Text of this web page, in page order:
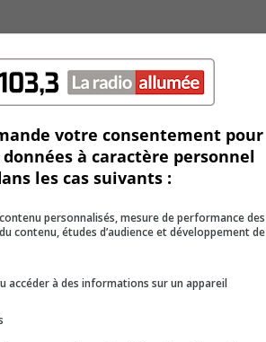
votre consentement pour
à caractère personnel
les cas suivants :
personnalisés, mesure de performance des
contenu, études d’audience et développement de
accéder à des informations sur un appareil